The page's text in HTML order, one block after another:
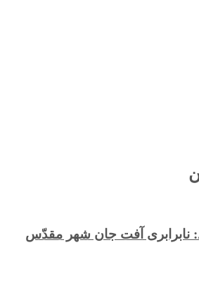
نابرابری آفت جان شهر مقدّس